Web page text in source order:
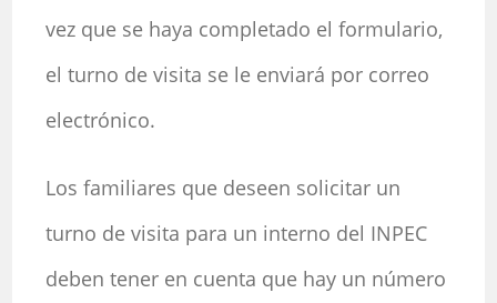
vez que se haya completado el formulario,
el turno de visita se le enviará por correo
electrónico.
Los familiares que deseen solicitar un
turno de visita para un interno del INPEC
deben tener en cuenta que hay un número